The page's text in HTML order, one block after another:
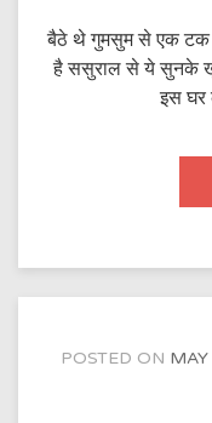
बैठे थे गुमसुम से एक टक
है ससुराल से ये सुनके
इस घर
POSTED ON